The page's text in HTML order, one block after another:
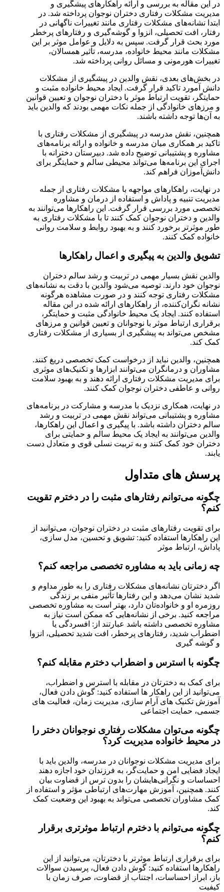
در این مقاله به بررسی و ارائه راهکارهای پیشگیری و
مدیریت مشکلات رفتاری دختران نوجوان پرداخته شد. در
ابتدا نشانه‌های مشکلات رفتاری مانند تغییرات ناگهانی در
رفتار، افت تحصیلی، انزوا و گوشه‌گیری و رفتارهای پرخطر
مورد بحث قرار گرفت. سپس به دلایل و عوامل موثر بر این
مشکلات مانند محیط خانواده، مدرسه، تأثیر همسالان،
تغییرات هورمونی و مسائل روانی پرداخته شد.
در بخش‌های بعدی، نقش والدین در پیشگیری از مشکلات
دانش آمورد تاکید قرار گرفت. ایجاد محیط خانواده مثبت و
حمایتگر، تقویت ارتباط موثر با دختران نوجوان و تعیین قوانین
و مرزهای خانوادگی از جمله نکات مهمی بودند که والدین باید
به آن‌ها توجه داشته باشند.
همچنین، نقش مدرسه در پیشگیری از مشکلات رفتاری با
تاکید بر همکاری میان مدرسه و خانواده و ارائه برنامه‌های
مشاوره و پشتیبانی توضیح داده شد. دبیرستان دخترانه با
اجرای این برنامه‌ها می‌تواند محیطی سالم و حمایتگر برای
دانش‌آموزان فراهم کند.
در نهایت، راهکارهای مواجهه با مشکلات رفتاری از جمله
مدیریت تنبیه و پاداش و استفاده از درمان و مشاوره
تخصصی مورد بررسی قرار گرفت. این راهکارها می‌توانند به
والدین و دختران نوجوان کمک کنند تا با مشکلات رفتاری به
طور موثرتر برخورد کنند و به بهبود روابط و سلامت روانی
خانواده کمک کنند.
تشویق والدین به پیگیری و اعمال راهکارها
والدین نقش بسیار مهمی در تربیت و رشد سالم دختران
نوجوان خود دارند. توصیه می‌شود والدین با دقت به نشانه‌های
مشکلات رفتاری توجه کنند و در صورت مشاهده هرگونه
نشانه نگران‌کننده، از راهکارهای ارائه شده در این مقاله
استفاده کنند. ایجاد یک محیط خانوادگی مثبت و حمایتگر،
برقراری ارتباط موثر با نوجوانان و تعیین قوانین و مرزهای
مشخص می‌تواند به پیشگیری از بسیاری از مشکلات رفتاری
کمک کند.
همچنین، والدین نباید از درخواست کمک تخصصی دریغ کنند.
مشاوران و درمانگران می‌توانند ابزارها و تکنیک‌های موثری
برای مدیریت مشکلات رفتاری ارائه دهند و به بهبود سلامت
روانی و عاطفی دختران نوجوان کمک کنند.
در نهایت، همکاری نزدیک با مدرسه و مشارکت در برنامه‌های
مشاوره و پشتیبانی می‌تواند نقش مهمی در تربیت و رشد
سالم دختران داشته باشد. با پیگیری و اعمال این راهکارها،
والدین می‌توانند به ایجاد یک محیط سالم و حمایتی برای
دختران خود کمک کنند و به تربیت نسلی قوی و متعادل دست
یابند.
پرسش های متداول
چگونه می‌توانم رفتارهای مثبت را در دخترم تقویت
کنم؟
برای تقویت رفتارهای مثبت در دختران نوجوان، می‌توانید از
این راهکارها استفاده کنید: تشویق و تحسین، مدل سازی،
پاداش، ارتباط موثر
چه زمانی باید به مشاوره تخصصی مراجعه کنم؟
اگر دخترتان نشانه‌های مشکلات رفتاری را به طور مداوم و
شدید نشان می‌دهد و این رفتارها تأثیر منفی بر زندگی
روزمره او و خانواده‌تان دارد، بهتر است به مشاوره تخصصی
مراجعه کنید. برخی از نشانه‌هایی که ممکن است نیاز به
مشاوره تخصصی داشته باشد عبارتند از: افسردگی یا
اضطراب شدید، رفتارهای پرخطر، افت شدید تحصیلی، انزوا
و گوشه گیری
چگونه با استرس و اضطراب دخترم مقابله کنم؟
برای کمک به دخترتان در مقابله با استرس و اضطراب،
می‌توانید از این راهکار ها استفاده کنید: گوش دادن فعال،
آموزش تکنیک های آرام سازی، مدیریت زمان، فعالیت های
جسمی، حمایت اجتماعی
چگونه می‌توان مشکلات رفتاری نوجوانان دختر را
در محیط خانواده مدیریت کرد؟
برای مدیریت مشکلات نوجوانان در مدرسه، والدین باید با
ایجاد فضایی امن و حمایت‌گر، به فرزندان خود اجازه دهند
احساسات و نگرانی‌هایشان را بدون ترس از قضاوت بیان
کنند. همچنین، آموزش مهارت‌های ارتباطی مؤثر و استفاده از
کمک مشاوران تخصصی می‌تواند به بهبود این وضعیت کمک
کند.
چگونه می‌توانم با دخترم ارتباط موثرتری برقرار
کنم؟
برای برقراری ارتباط موثرتر با دخترتان، می‌توانید از این
راهکارها استفاده کنید: گوش دادن فعال، پرسیدن سوالات
باز، ابراز احساسات، اجتناب از قضاوت، صرف زمان با
کیفیت